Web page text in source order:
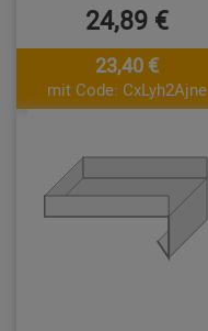
24,89 €
23,40 €
mit Code: CxLyh2Ajne